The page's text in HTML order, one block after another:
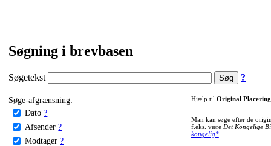
Søgning i brevbasen
Søgetekst ?
Søge-afgrænsning:
Dato ?
Afsender ?
Modtager ?
Hjælp til Original Placering
Man kan søge efter de
f.eks. være Det Kongelige
kongelig*.